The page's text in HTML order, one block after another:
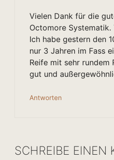
Vielen Dank für die
Octomore Systematik.
Ich habe gestern den
nur 3 Jahren im Fass
Reife mit sehr rundem
gut und
Antworten
SCHREIBE EINEN